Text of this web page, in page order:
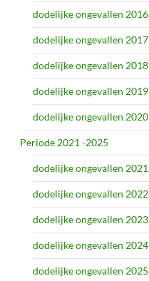
dodelijke ongevallen 2016
dodelijke ongevallen 2017
dodelijke ongevallen 2018
dodelijke ongevallen 2019
dodelijke ongevallen 2020
Periode 2021 -2025
dodelijke ongevallen 2021
dodelijke ongevallen 2022
dodelijke ongevallen 2023
dodelijke ongevallen 2024
dodelijke ongevallen 2025